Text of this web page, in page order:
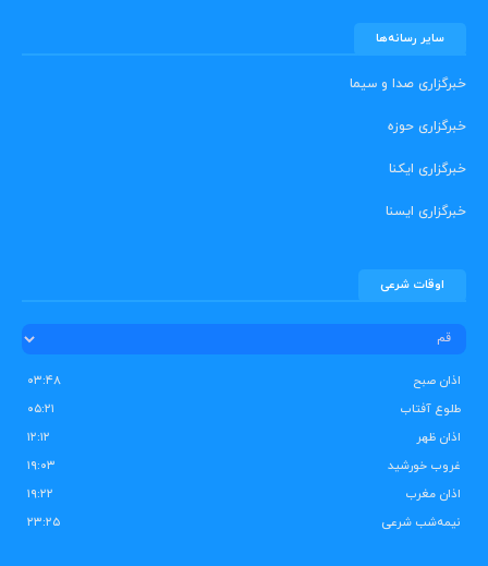
سایر رسانه‌ها
خبرگزاری صدا و سیما
خبرگزاری حوزه
خبرگزاری ایکنا
خبرگزاری ایسنا
اوقات شرعی
اذان صبح
۰۳:۴۸
طلوع آفتاب
۰۵:۲۱
اذان ظهر
۱۲:۱۲
غروب خورشید
۱۹:۰۳
اذان مغرب
۱۹:۲۲
نیمه‌شب شرعی
۲۳:۲۵